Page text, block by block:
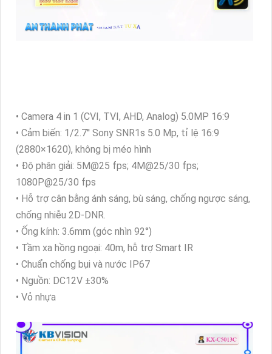
• Camera 4 in 1 (CVI, TVI, AHD, Analog) 5.0MP 16:9
• Cảm biến: 1/2.7'' Sony SNR1s 5.0 Mp, tỉ lệ 16:9
(2880×1620), không bị méo hình
• Độ phân giải: 5M@25 fps; 4M@25/30 fps;
1080P@25/30 fps
• Hỗ trợ cân bằng ánh sáng, bù sáng, chống ngược sáng,
chống nhiễu 2D-DNR.
• Ống kính: 3.6mm (góc nhìn 92°)
• Tầm xa hồng ngoại: 40m, hỗ trợ Smart IR
• Chuẩn chống bụi và nước IP67
• Nguồn: DC12V ±30%
• Vỏ nhựa